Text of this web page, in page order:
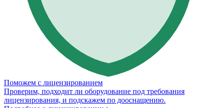
Поможем с лицензированием
Проверим, подходит ли оборудование под требования
лицензирования, и подскажем по дооснащению.